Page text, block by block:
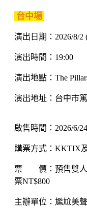
台中場
演出日期：2026/8/2
演出時間：19:00
演出地點：The
演出地址：台中市
啟售時間：2026/6/
購票方式：KKTIX
票 價：預售雙人
票NT$800
主辦單位：尷尬美聲